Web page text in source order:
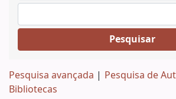
Pesquisar
Pesquisa avançada
Pesquisa de
Bibliotecas